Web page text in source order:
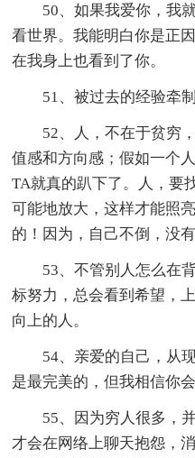
50、如果我爱你，我
看世界。我能明白你是正
在我身上也看到了你。
51、被过去的经验牵
52、人，不在于贫穷
值感和方向感；假如一个
TA就真的趴下了。人，要
可能地放大，这样才能照
的！因为，自己不倒，没
53、不管别人怎么在
标努力，总会看到希望，
向上的人。
54、亲爱的自己，从
是最完美的，但我相信你会
55、因为穷人很多，
才会在网络上聊天抱怨，